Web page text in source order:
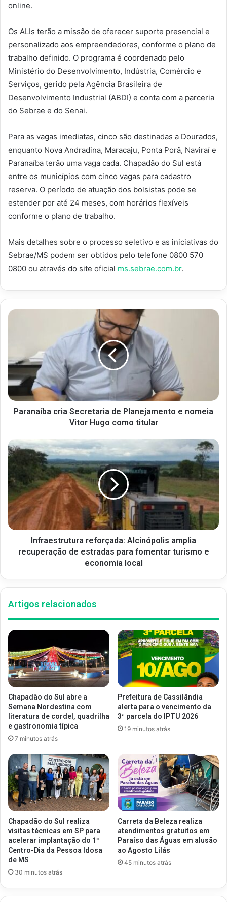
online.
Os ALIs terão a missão de oferecer suporte presencial e
personalizado aos empreendedores, conforme o plano de
trabalho definido. O programa é coordenado pelo
Ministério do Desenvolvimento, Indústria, Comércio e
Serviços, gerido pela Agência Brasileira de
Desenvolvimento Industrial (ABDI) e conta com a parceria
do Sebrae e do Senai.
Para as vagas imediatas, cinco são destinadas a Dourados,
enquanto Nova Andradina, Maracaju, Ponta Porã, Naviraí e
Paranaíba terão uma vaga cada. Chapadão do Sul está
entre os municípios com cinco vagas para cadastro
reserva. O período de atuação dos bolsistas pode se
estender por até 24 meses, com horários flexíveis
conforme o plano de trabalho.
Mais detalhes sobre o processo seletivo e as iniciativas do
Sebrae/MS podem ser obtidos pelo telefone 0800 570
0800 ou através do site oficial ms.sebrae.com.br.
Paranaíba cria Secretaria de Planejamento e nomeia
Vitor Hugo como titular
Infraestrutura reforçada: Alcinópolis amplia
recuperação de estradas para fomentar turismo e
economia local
Artigos relacionados
Chapadão do Sul abre a
Semana Nordestina com
literatura de cordel, quadrilha
e gastronomia típica
7 minutos atrás
Prefeitura de Cassilândia
alerta para o vencimento da
3ª parcela do IPTU 2026
19 minutos atrás
Chapadão do Sul realiza
visitas técnicas em SP para
acelerar implantação do 1º
Centro-Dia da Pessoa Idosa
de MS
30 minutos atrás
Carreta da Beleza realiza
atendimentos gratuitos em
Paraíso das Águas em alusão
ao Agosto Lilás
45 minutos atrás